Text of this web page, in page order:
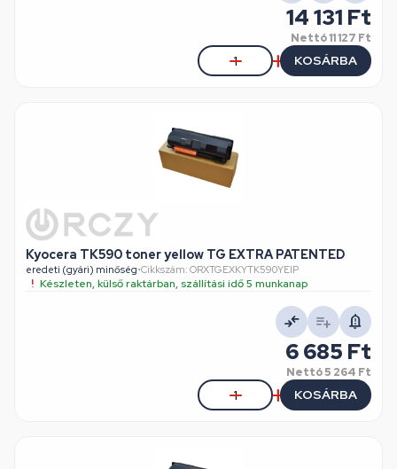
14 131 Ft
Nettó11 127 Ft
KOSÁRBA
Kyocera TK590 toner yellow TG EXTRA PATENTED
eredeti (gyári) minőség•Cikkszám: ORXTGEXKYTK590YEIP
Készleten, külső raktárban, szállítási idő 5 munkanap
6 685 Ft
Nettó5 264 Ft
KOSÁRBA